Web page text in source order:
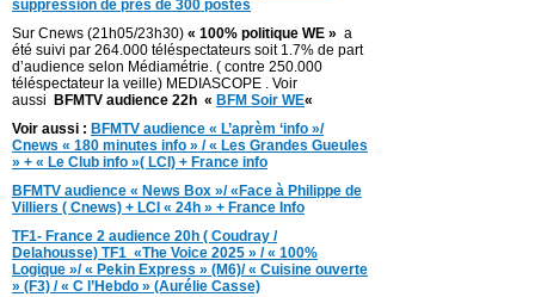
suppression de près de 300 postes
Sur Cnews (21h05/23h30) « 100% politique WE » a
été suivi par 264.000 téléspectateurs soit 1.7% de part
d’audience selon Médiamétrie. ( contre 250.000
téléspectateur la veille) MEDIASCOPE . Voir
aussi
BFMTV audience 22h « BFM Soir WE«
Voir aussi : BFMTV audience « L’aprèm ‘info »/
Cnews « 180 minutes info » / « Les Grandes Gueules
» + « Le Club info »( LCI) + France info
BFMTV audience « News Box »/ «Face à Philippe de
Villiers ( Cnews) + LCI « 24h » + France Info
TF1- France 2 audience 20h ( Coudray /
Delahousse) TF1 «The Voice 2025 » / « 100%
Logique »/ « Pekin Express » (M6)/ « Cuisine ouverte
» (F3) / « C l’Hebdo » (Aurélie Casse)